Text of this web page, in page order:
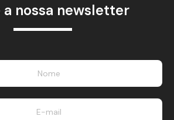
a nossa newsletter